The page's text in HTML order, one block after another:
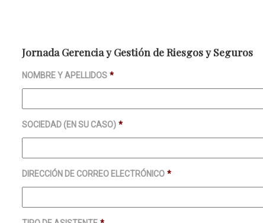
Jornada Gerencia y Gestión de Riesgos y Seguros
NOMBRE Y APELLIDOS *
SOCIEDAD (EN SU CASO) *
DIRECCIÓN DE CORREO ELECTRÓNICO *